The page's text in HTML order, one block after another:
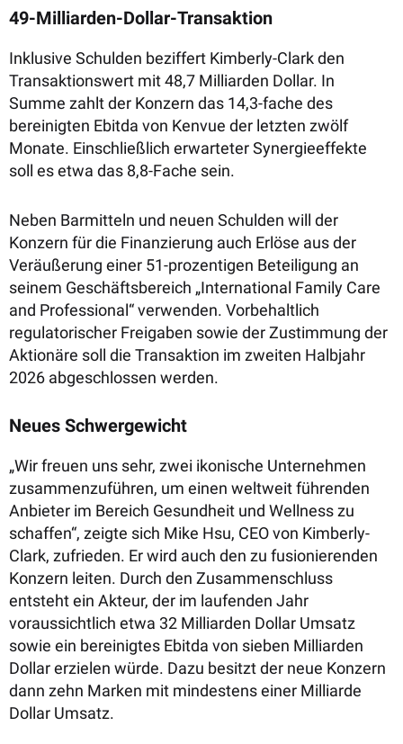
49-Milliarden-Dollar-Transaktion
Inklusive Schulden beziffert Kimberly-Clark den
Transaktionswert mit 48,7 Milliarden Dollar. In
Summe zahlt der Konzern das 14,3-fache des
bereinigten Ebitda von Kenvue der letzten zwölf
Monate. Einschließlich erwarteter Synergieeffekte
soll es etwa das 8,8-Fache sein.
Neben Barmitteln und neuen Schulden will der
Konzern für die Finanzierung auch Erlöse aus der
Veräußerung einer 51-prozentigen Beteiligung an
seinem Geschäftsbereich „International Family Care
and Professional“ verwenden. Vorbehaltlich
regulatorischer Freigaben sowie der Zustimmung der
Aktionäre soll die Transaktion im zweiten Halbjahr
2026 abgeschlossen werden.
Neues Schwergewicht
„Wir freuen uns sehr, zwei ikonische Unternehmen
zusammenzuführen, um einen weltweit führenden
Anbieter im Bereich Gesundheit und Wellness zu
schaffen“, zeigte sich Mike Hsu, CEO von Kimberly-
Clark, zufrieden. Er wird auch den zu fusionierenden
Konzern leiten. Durch den Zusammenschluss
entsteht ein Akteur, der im laufenden Jahr
voraussichtlich etwa 32 Milliarden Dollar Umsatz
sowie ein bereinigtes Ebitda von sieben Milliarden
Dollar erzielen würde. Dazu besitzt der neue Konzern
dann zehn Marken mit mindestens einer Milliarde
Dollar Umsatz.